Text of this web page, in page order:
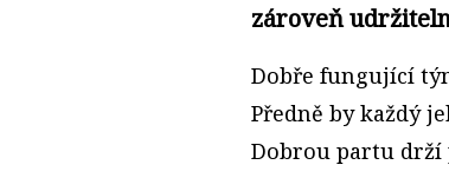
zároveň
Dobře fungující
Předně by každý
Dobrou partu drží